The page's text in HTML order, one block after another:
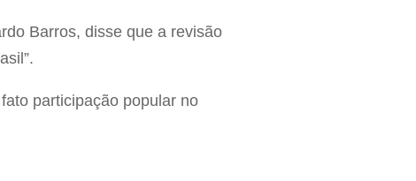
Barros, disse que a revisão
participação popular no